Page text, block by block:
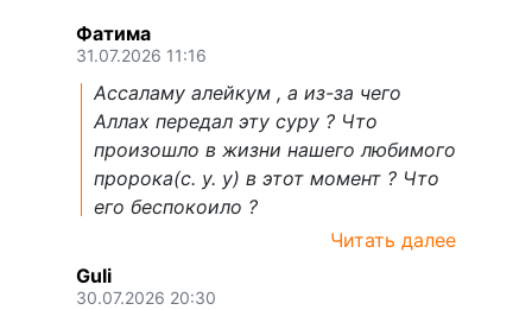
Фатима
31.07.2026 11:16
Ассаламу алейкум , а из-за чего
Аллах передал эту суру ? Что
произошло в жизни нашего любимого
пророка(с. у. у) в этот момент ? Что
его беспокоило ?
Читать далее
Guli
30.07.2026 20:30